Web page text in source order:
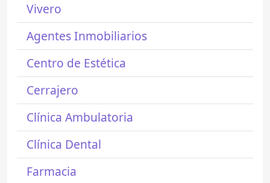
Vivero
Agentes Inmobiliarios
Centro de Estética
Cerrajero
Clínica Ambulatoria
Clínica Dental
Farmacia